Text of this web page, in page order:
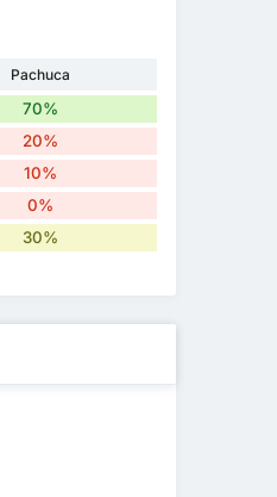
Pachuca
70%
20%
10%
0%
30%